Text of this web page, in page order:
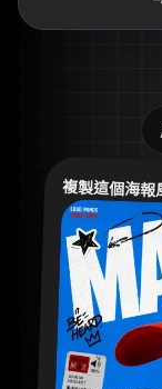
複製這個海報